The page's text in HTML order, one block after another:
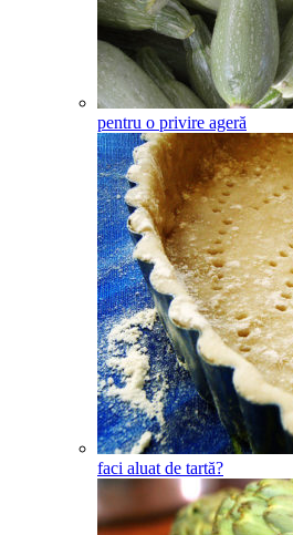
pentru o privire ageră
faci aluat de tartă?